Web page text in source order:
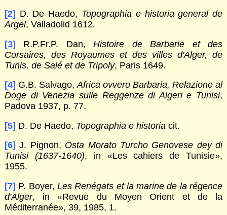
[2] D. De Haedo, Topographia e historia general de
Argel, Valladolid 1612.
[3] R.P.Fr.P. Dan,Histoire de Barbarie et des
Corsaires, des Royaumes et des villes d'Alger, de
Tunis, de Salé et de Tripoly, Paris 1649.
[4] G.B. Salvago,Africa ovvero Barbaria, Relazione al
Doge di Venezia sulle Reggenze di Algeri e Tunisi,
Padova 1937, p. 77.
[5] D. De Haedo, Topographia e historia cit.
[6] J. Pignon, Osta Morato Turcho Genovese dey di
Tunisi (1637-1640), in «Les cahiers de Tunisie»,
1955.
[7] P. Boyer, Les Renégats et la marine de la régence
d'Alger, in «Revue du Moyen Orient et de la
Méditerranée», 39, 1985, 1.